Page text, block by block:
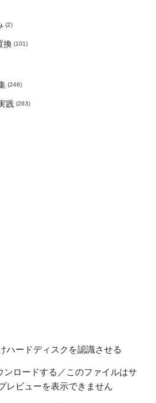
(2)
換 (101)
(246)
践 (263)
ハードディスクを認識させる
ンロードする／このファイルはサ
レビューを表示できません